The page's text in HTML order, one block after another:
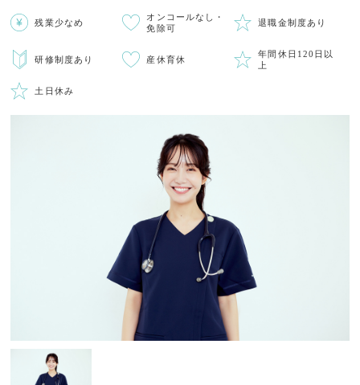
残業少なめ
オンコールなし・
免除可
退職金制度あり
研修制度あり 産休育休
年間休日120日以
上
土日休み